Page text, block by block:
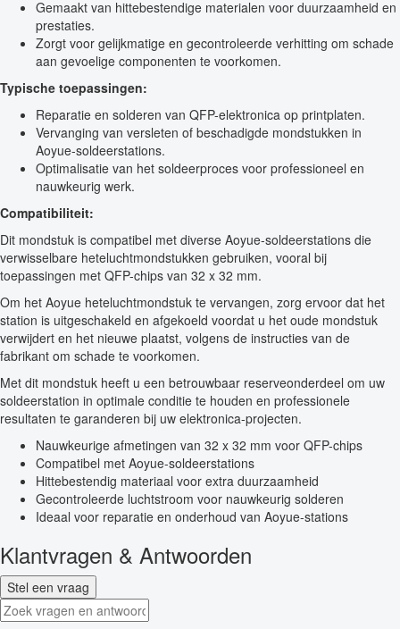
Gemaakt van hittebestendige materialen voor duurzaamheid en
prestaties.
Zorgt voor gelijkmatige en gecontroleerde verhitting om schade
aan gevoelige componenten te voorkomen.
Typische toepassingen:
Reparatie en solderen van QFP-elektronica op printplaten.
Vervanging van versleten of beschadigde mondstukken in
Aoyue-soldeerstations.
Optimalisatie van het soldeerproces voor professioneel en
nauwkeurig werk.
Compatibiliteit:
Dit mondstuk is compatibel met diverse Aoyue-soldeerstations die
verwisselbare heteluchtmondstukken gebruiken, vooral bij
toepassingen met QFP-chips van 32 x 32 mm.
Om het Aoyue heteluchtmondstuk te vervangen, zorg ervoor dat het
station is uitgeschakeld en afgekoeld voordat u het oude mondstuk
verwijdert en het nieuwe plaatst, volgens de instructies van de
fabrikant om schade te voorkomen.
Met dit mondstuk heeft u een betrouwbaar reserveonderdeel om uw
soldeerstation in optimale conditie te houden en professionele
resultaten te garanderen bij uw elektronica-projecten.
Nauwkeurige afmetingen van 32 x 32 mm voor QFP-chips
Compatibel met Aoyue-soldeerstations
Hittebestendig materiaal voor extra duurzaamheid
Gecontroleerde luchtstroom voor nauwkeurig solderen
Ideaal voor reparatie en onderhoud van Aoyue-stations
Klantvragen & Antwoorden
Stel een vraag